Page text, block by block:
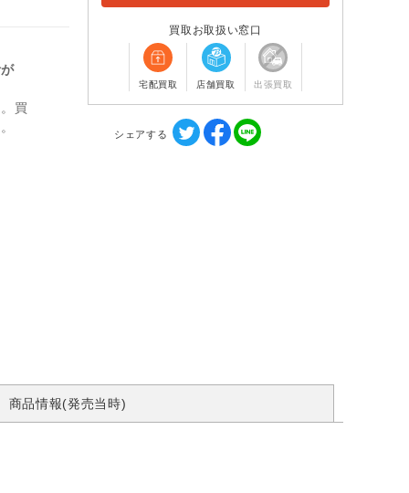
買
買取お取扱い窓口
宅配買取 店舗買取 出張買取
シェアする
商品情報(発売当時)